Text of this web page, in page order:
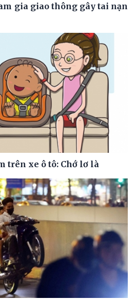
gia giao thông gây tai nạn
trên xe ô tô: Chớ lơ là